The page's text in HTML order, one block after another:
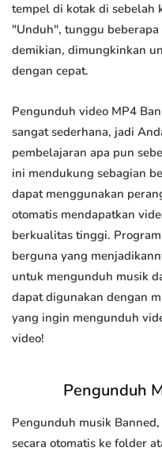
tempel di kotak di
"Unduh", tunggu
demikian, dimungkinkan
dengan cepat.
Pengunduh video MP4
sangat sederhana, jadi
pembelajaran apa pun
ini mendukung sebagian
dapat menggunakan
otomatis mendapatkan
berkualitas tinggi.
berguna yang
untuk mengunduh musik
dapat digunakan dengan
yang ingin mengunduh
video!
Pengunduh
Pengunduh musik
secara otomatis ke folder